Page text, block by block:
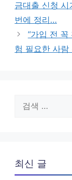
리
금대출 신청
번에 정리…
“가입 전
험 필요한 사
색:
최신 글